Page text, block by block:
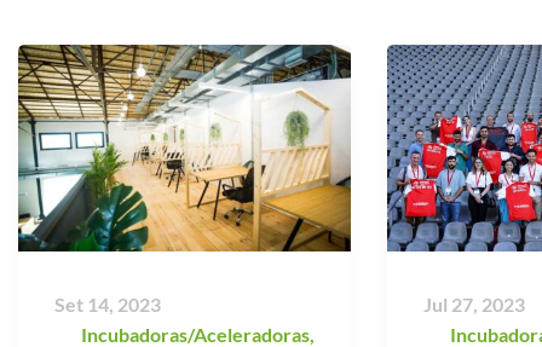
Set 14, 2023
Incubadoras/Aceleradoras
Jul 27, 2023